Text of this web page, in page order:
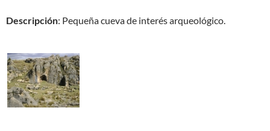
Descripción: Pequeña cueva de interés arqueológico.